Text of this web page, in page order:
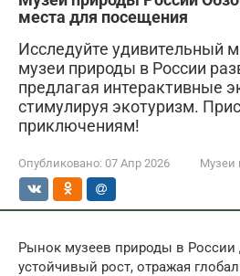
места для посещения
Исследуйте удивительный
музеи природы в России
предлагая интерактивные
стимулируя экотуризм.
приключениям!
Опубликовано: 07 Апр 2026 Музеи
Рынок музеев природы в России
устойчивый рост, отражая